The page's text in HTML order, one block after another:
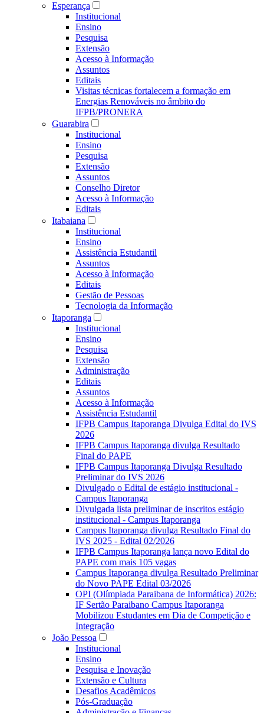
Esperança
Institucional
Ensino
Pesquisa
Extensão
Acesso à Informação
Assuntos
Editais
Visitas técnicas fortalecem a formação em
Energias Renováveis no âmbito do
IFPB/PRONERA
Guarabira
Institucional
Ensino
Pesquisa
Extensão
Assuntos
Conselho Diretor
Acesso à Informação
Editais
Itabaiana
Institucional
Ensino
Assistência Estudantil
Assuntos
Acesso à Informação
Editais
Gestão de Pessoas
Tecnologia da Informação
Itaporanga
Institucional
Ensino
Pesquisa
Extensão
Administração
Editais
Assuntos
Acesso à Informação
Assistência Estudantil
IFPB Campus Itaporanga Divulga Edital do IVS
2026
IFPB Campus Itaporanga divulga Resultado
Final do PAPE
IFPB Campus Itaporanga Divulga Resultado
Preliminar do IVS 2026
Divulgado o Edital de estágio institucional -
Campus Itaporanga
Divulgada lista preliminar de inscritos estágio
institucional - Campus Itaporanga
Campus Itaporanga divulga Resultado Final do
IVS 2025 - Edital 02/2026
IFPB Campus Itaporanga lança novo Edital do
PAPE com mais 105 vagas
Campus Itaporanga divulga Resultado Preliminar
do Novo PAPE Edital 03/2026
OPI (Olímpiada Paraibana de Informática) 2026:
IF Sertão Paraibano Campus Itaporanga
Mobilizou Estudantes em Dia de Competição e
Integração
João Pessoa
Institucional
Ensino
Pesquisa e Inovação
Extensão e Cultura
Desafios Acadêmicos
Pós-Graduação